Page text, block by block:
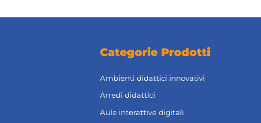
Categorie Prodotti
Ambienti didattici innovativi
Arredi didattici
Aule interattive digitali